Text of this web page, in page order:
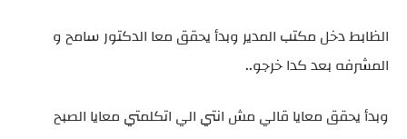
الظابط دخل مكتب المدير وبدأ يحقق معا الدكتور سامح و
المشرفه بعد كدا خرجو..
وبدأ يحقق معايا قالي مش انتي الي اتكلمتي معايا الصبح